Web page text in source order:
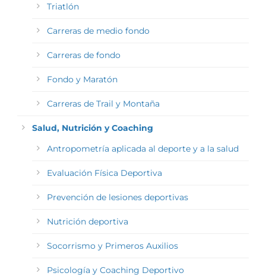
Triatlón
Carreras de medio fondo
Carreras de fondo
Fondo y Maratón
Carreras de Trail y Montaña
Salud, Nutrición y Coaching
Antropometría aplicada al deporte y a la salud
Evaluación Física Deportiva
Prevención de lesiones deportivas
Nutrición deportiva
Socorrismo y Primeros Auxilios
Psicología y Coaching Deportivo